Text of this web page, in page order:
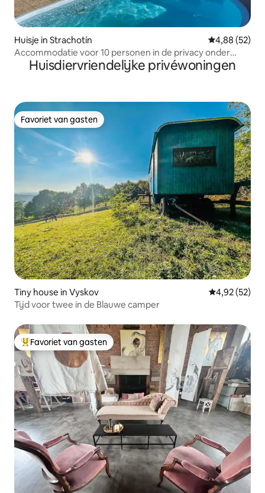
Huisje in Strachotín Gemiddelde
4,88 (52)
Accommodatie voor 10 personen in de privacy onder
Pálava.Huisdiervriendelijke privéwoningen
Favoriet van gasten
Favoriet van gasten
Tiny house in Vyskov Gemiddelde
4,92 (52)
Tijd voor twee in de Blauwe camper
Topfavoriet van gasten
Favoriet van gasten